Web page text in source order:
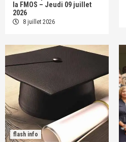
la FMOS – Jeudi 09 juillet
2026
8 juillet 2026
flash info